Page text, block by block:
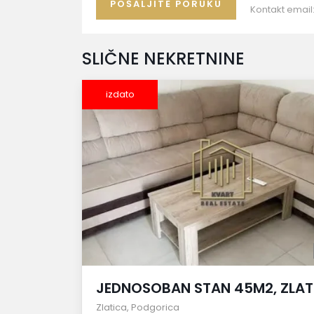
Kontakt
SLIČNE NEKRETNINE
izdato
JEDNOSOBAN STAN 45M2,
Zlatica, Podgorica